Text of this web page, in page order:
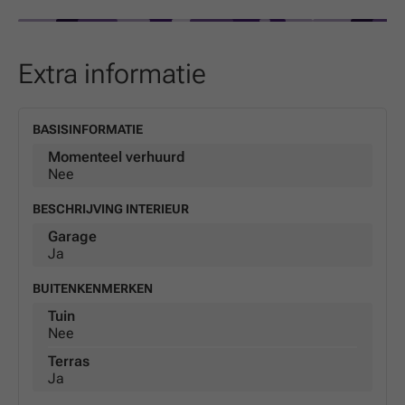
Extra informatie
BASISINFORMATIE
Momenteel verhuurd
Nee
BESCHRIJVING INTERIEUR
Garage
Ja
BUITENKENMERKEN
Tuin
Nee
Terras
Ja